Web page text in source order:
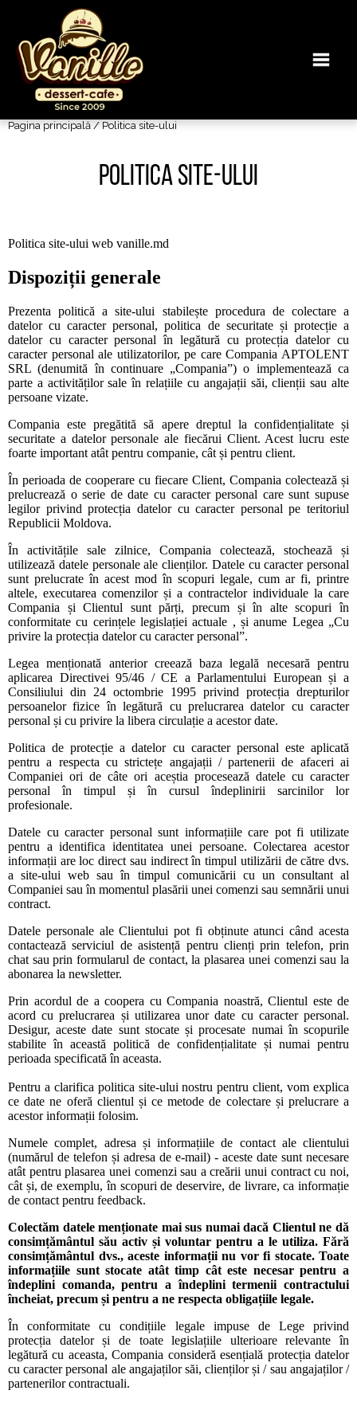
Pagina principală/ Politica site-ului
Politica site-ului
Politica site-ului web vanille.md
Dispoziții generale
Prezenta politică a site-ului stabilește procedura de colectare a
datelor cu caracter personal, politica de securitate și protecție a
datelor cu caracter personal în legătură cu protecția datelor cu
caracter personal ale utilizatorilor, pe care Compania APTOLENT
SRL (denumită în continuare „Compania”) o implementează ca
parte a activităților sale în relațiile cu angajații săi, clienții sau alte
persoane vizate.
Compania este pregătită să apere dreptul la confidențialitate și
securitate a datelor personale ale fiecărui Client. Acest lucru este
foarte important atât pentru companie, cât și pentru client.
În perioada de cooperare cu fiecare Client, Compania colectează și
prelucrează o serie de date cu caracter personal care sunt supuse
legilor privind protecția datelor cu caracter personal pe teritoriul
Republicii Moldova.
În activitățile sale zilnice, Compania colectează, stochează și
utilizează datele personale ale clienților. Datele cu caracter personal
sunt prelucrate în acest mod în scopuri legale, cum ar fi, printre
altele, executarea comenzilor și a contractelor individuale la care
Compania și Clientul sunt părți, precum și în alte scopuri în
conformitate cu cerințele legislației actuale , și anume Legea „Cu
privire la protecția datelor cu caracter personal”.
Legea menționată anterior creează baza legală necesară pentru
aplicarea Directivei 95/46 / CE a Parlamentului European și a
Consiliului din 24 octombrie 1995 privind protecția drepturilor
persoanelor fizice în legătură cu prelucrarea datelor cu caracter
personal și cu privire la libera circulație a acestor date.
Politica de protecție a datelor cu caracter personal este aplicată
pentru a respecta cu strictețe angajații / partenerii de afaceri ai
Companiei ori de câte ori aceștia procesează datele cu caracter
personal în timpul și în cursul îndeplinirii sarcinilor lor
profesionale.
Datele cu caracter personal sunt informațiile care pot fi utilizate
pentru a identifica identitatea unei persoane. Colectarea acestor
informații are loc direct sau indirect în timpul utilizării de către dvs.
a site-ului web sau în timpul comunicării cu un consultant al
Companiei sau în momentul plasării unei comenzi sau semnării unui
contract.
Datele personale ale Clientului pot fi obținute atunci când acesta
contactează serviciul de asistență pentru clienți prin telefon, prin
chat sau prin formularul de contact, la plasarea unei comenzi sau la
abonarea la newsletter.
Prin acordul de a coopera cu Compania noastră, Clientul este de
acord cu prelucrarea și utilizarea unor date cu caracter personal.
Desigur, aceste date sunt stocate și procesate numai în scopurile
stabilite în această politică de confidențialitate și numai pentru
perioada specificată în aceasta.
Pentru a clarifica politica site-ului nostru pentru client, vom explica
ce date ne oferă clientul și ce metode de colectare și prelucrare a
acestor informații folosim.
Numele complet, adresa și informațiile de contact ale clientului
(numărul de telefon și adresa de e-mail) - aceste date sunt necesare
atât pentru plasarea unei comenzi sau a creării unui contract cu noi,
cât și, de exemplu, în scopuri de deservire, de livrare, ca informație
de contact pentru feedback.
Colectăm datele menționate mai sus numai dacă Clientul ne dă
consimțământul său activ și voluntar pentru a le utiliza. Fără
consimțământul dvs., aceste informații nu vor fi stocate. Toate
informațiile sunt stocate atât timp cât este necesar pentru a
îndeplini comanda, pentru a îndeplini termenii contractului
încheiat, precum și pentru a ne respecta obligațiile legale.
În conformitate cu condițiile legale impuse de Lege privind
protecția datelor și de toate legislațiile ulterioare relevante în
legătură cu aceasta, Compania consideră esențială protecția datelor
cu caracter personal ale angajaților săi, clienților și / sau angajaților /
partenerilor contractuali.